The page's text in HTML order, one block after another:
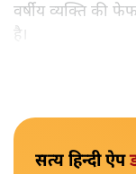
वर्षीय व्यक्ति की
है।
सत्य हिन्दी ऐप